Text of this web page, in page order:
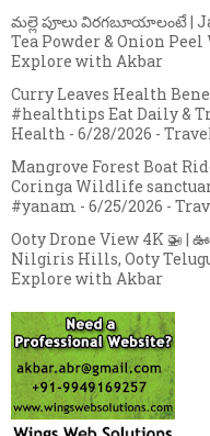
మల్లె పూలు విరగబూయాలంటే |
Tea Powder & Onion
Explore with Akbar
Curry Leaves Health
#healthtips Eat Daily &
Health - 6/28/2026 -
Mangrove Forest Boat
Coringa Wildlife
#yanam - 6/25/2026 -
Ooty Drone View 4K 🚁 |
Nilgiris Hills, Ooty
Explore with Akbar